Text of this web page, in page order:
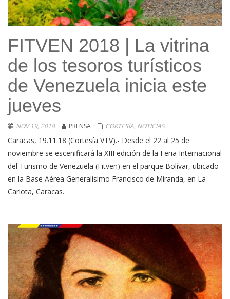
FITVEN 2018 | La vitrina
de los tesoros turísticos
de Venezuela inicia este
jueves
NOV 19, 2018 PRENSA CORTESÍA, NOTICIAS
Caracas, 19.11.18 (Cortesía VTV).- Desde el 22 al 25 de
noviembre se escenificará la XIII edición de la Feria Internacional
del Turismo de Venezuela (Fitven) en el parque Bolívar, ubicado
en la Base Aérea Generalísimo Francisco de Miranda, en La
Carlota, Caracas.